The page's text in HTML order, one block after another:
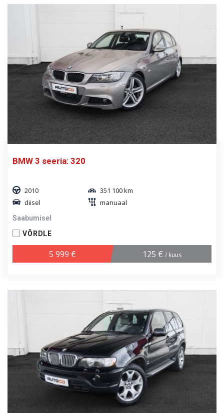
BMW 3 seeria: 320
2010
351 100 km
diisel
manuaal
Saabumisel
VÕRDLE
5 999 € 125 € / kuus